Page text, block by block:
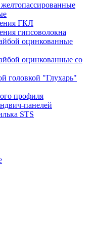
ГКЛ
гипсоволокна
оцинкованные
оцинкованные со
головкой "Глухарь"
профиля
панелей
STS